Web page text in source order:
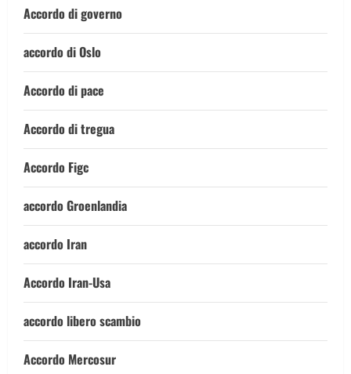
Accordo di governo
accordo di Oslo
Accordo di pace
Accordo di tregua
Accordo Figc
accordo Groenlandia
accordo Iran
Accordo Iran-Usa
accordo libero scambio
Accordo Mercosur